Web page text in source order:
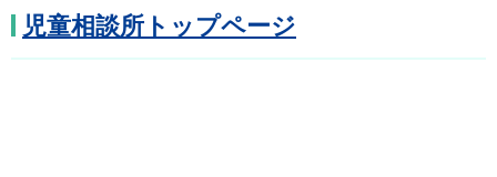
児童相談所トップページ